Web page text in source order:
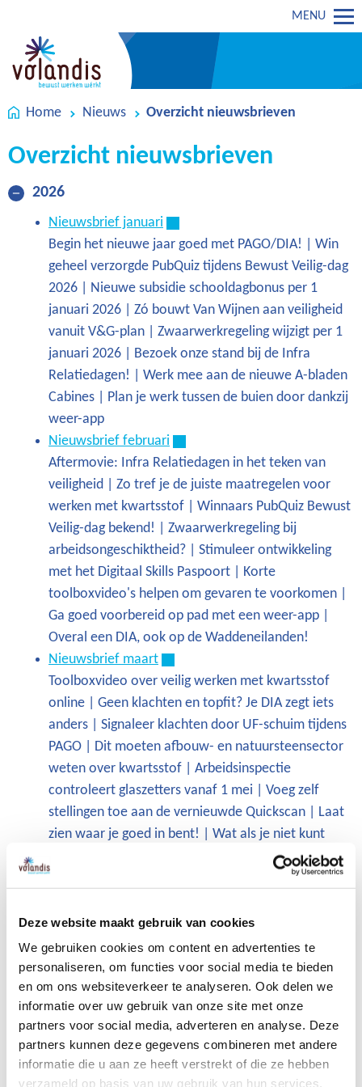
Deze website maakt gebruik van cookies
We gebruiken cookies om content en advertenties te
personaliseren, om functies voor social media te bieden
en om ons websiteverkeer te analyseren. Ook delen we
informatie over uw gebruik van onze site met onze
partners voor social media, adverteren en analyse. Deze
partners kunnen deze gegevens combineren met andere
informatie die u aan ze heeft verstrekt of die ze hebben
verzameld op basis van uw gebruik van hun services.
MENU
Home Nieuws Overzicht nieuwsbrieven
Overzicht nieuwsbrieven
2026
Nieuwsbrief januari
Begin het nieuwe jaar goed met PAGO/DIA! | Win
geheel verzorgde PubQuiz tijdens Bewust Veilig-dag
2026 | Nieuwe subsidie schooldagbonus per 1
januari 2026 | Zó bouwt Van Wijnen aan veiligheid
vanuit V&G-plan | Zwaarwerkregeling wijzigt per 1
januari 2026 | Bezoek onze stand bij de Infra
Relatiedagen! | Werk mee aan de nieuwe A-bladen
Cabines | Plan je werk tussen de buien door dankzij
weer-app
Nieuwsbrief februari
Aftermovie: Infra Relatiedagen in het teken van
veiligheid | Zo tref je de juiste maatregelen voor
werken met kwartsstof | Winnaars PubQuiz Bewust
Veilig-dag bekend! | Zwaarwerkregeling bij
arbeidsongeschiktheid? | Stimuleer ontwikkeling
met het Digitaal Skills Paspoort | Korte
toolboxvideo's helpen om gevaren te voorkomen |
Ga goed voorbereid op pad met een weer-app |
Overal een DIA, ook op de Waddeneilanden!
Nieuwsbrief maart
Toolboxvideo over veilig werken met kwartsstof
online | Geen klachten en topfit? Je DIA zegt iets
anders | Signaleer klachten door UF-schuim tijdens
PAGO | Dit moeten afbouw- en natuursteensector
weten over kwartsstof | Arbeidsinspectie
controleert glaszetters vanaf 1 mei | Voeg zelf
stellingen toe aan de vernieuwde Quickscan | Laat
zien waar je goed in bent! | Wat als je niet kunt
Nieuwsbrief april
kwartsstof | Wat doet kwartsstof met je longen? |
Stuur je vraag in voor de Praktijkpraat-video over
warmte en hitte | Vernieuwd A-blad
Dieselmotoremissie online: dit verandert er | De
zon staat 'aan': tijd voor weren, kleren, smeren |
Onderzoek: wat is jouw gedrag in de zon? | Wat is
er veranderd aan mijnVolandis? | Zo werkt de